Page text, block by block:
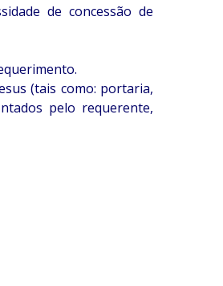
de concessão de
(tais como: portaria,
pelo requerente,